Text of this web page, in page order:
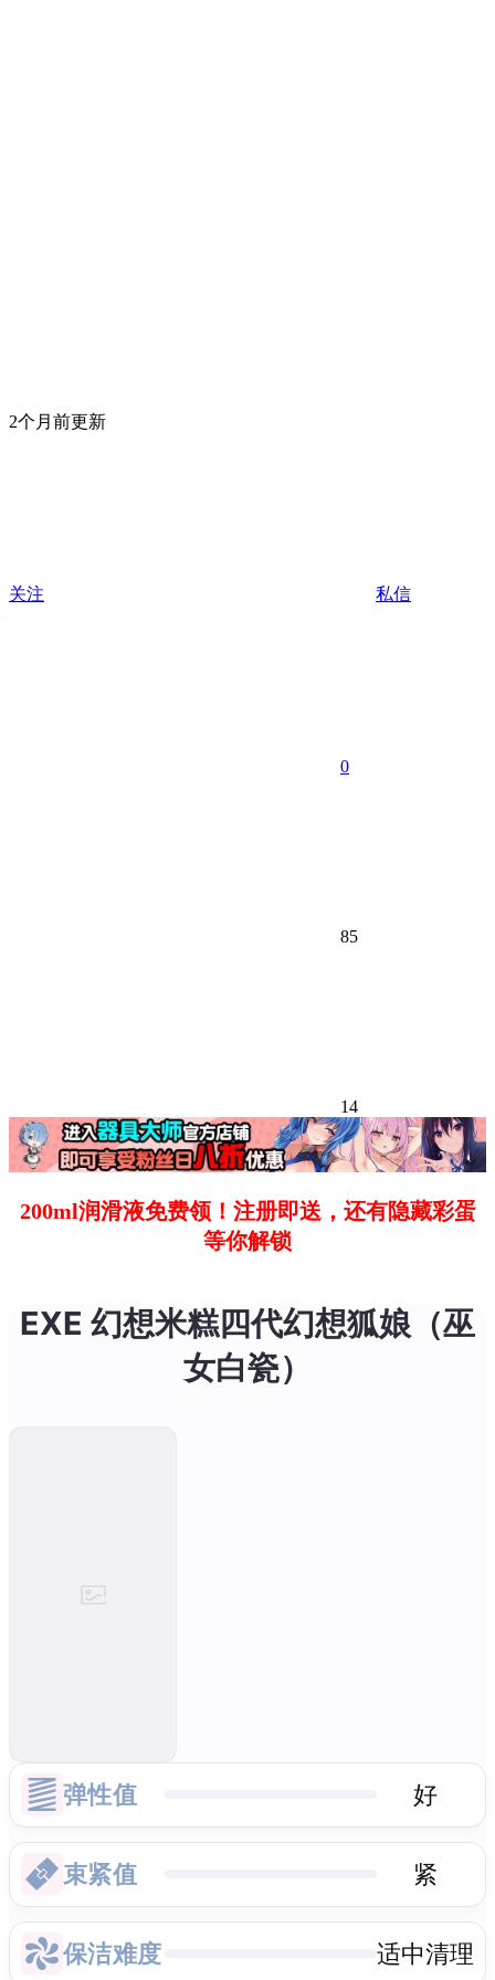
2个月前更新
关注 私信
0
85
14
200ml润滑液免费领！注册即送，还有隐藏彩蛋
等你解锁
EXE 幻想米糕四代幻想狐娘（巫
女白瓷）
弹性值 好
束紧值 紧
保洁难度 适中清理